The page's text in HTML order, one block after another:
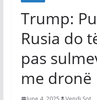
Trump:
Rusia do
pas
me dronë